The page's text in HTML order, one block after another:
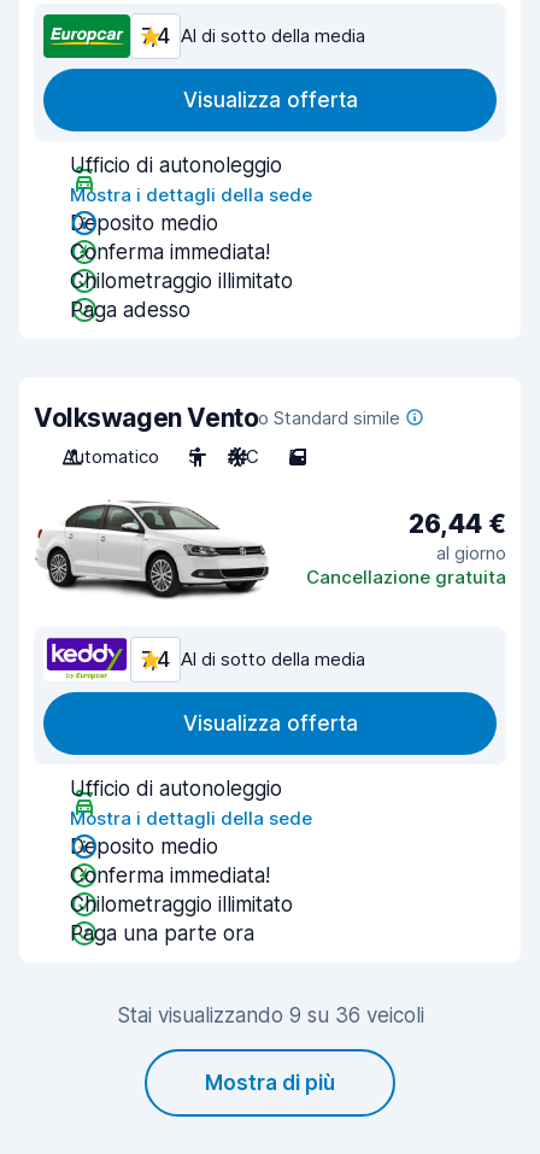
7,4 Al di sotto della media
Visualizza offerta
Ufficio di autonoleggio
Mostra i dettagli della sede
Deposito medio
Conferma immediata!
Chilometraggio illimitato
Paga adesso
Volkswagen Ventoo Standard simile
Automatico
5 A/C 5
26,44 €
al giorno
Cancellazione gratuita
7,4 Al di sotto della media
Visualizza offerta
Ufficio di autonoleggio
Mostra i dettagli della sede
Deposito medio
Conferma immediata!
Chilometraggio illimitato
Paga una parte ora
Stai visualizzando 9 su 36 veicoli
Mostra di più